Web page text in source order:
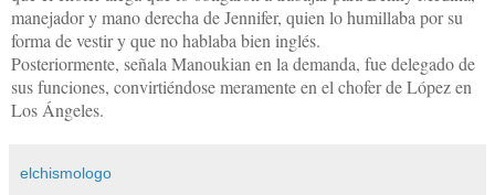
manejador y mano derecha de Jennifer, quien lo humillaba por su
forma de vestir y que no hablaba bien inglés.
Posteriormente, señala Manoukian en la demanda, fue delegado de
sus funciones, convirtiéndose meramente en el chofer de López en
Los Ángeles.
elchismologo